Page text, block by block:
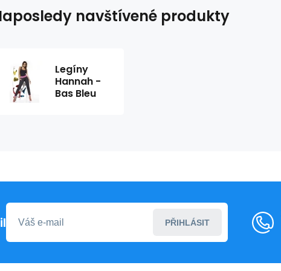
navštívené produkty
Legíny
Hannah -
Bas Bleu
PŘIHLÁSIT